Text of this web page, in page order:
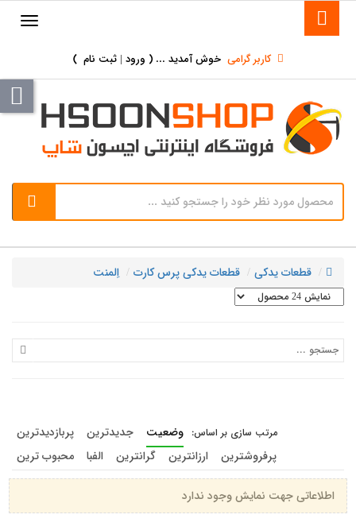
کاربر گرامی خوش آمدید ... ( ورود | ثبت نام )
قطعات یدکی قطعات یدکی پرس کارت اِلمنت
وضعیت جدیدترین
پربازدیدترین
پرفروشترین
ارزانترین گرانترین الفبا محبوب ترین
اطلاعاتی جهت نمایش وجود ندارد